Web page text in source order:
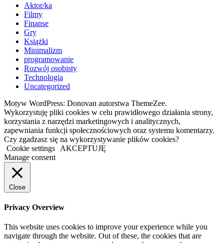
Aktor/ka
Filmy
Finanse
Gry
Książki
Minimalizm
programowanie
Rozwój osobisty
Technologia
Uncategorized
Motyw WordPress: Donovan autorstwa ThemeZee.
Wykorzystuję pliki cookies w celu prawidłowego działania strony,
korzystania z narzędzi marketingowych i analitycznych,
zapewniania funkcji społecznościowych oraz systemu komentarzy.
Czy zgadzasz się na wykorzystywanie plików cookies?
Cookie settings
AKCEPTUJĘ
Manage consent
Close
Privacy Overview
This website uses cookies to improve your experience while you
navigate through the website. Out of these, the cookies that are